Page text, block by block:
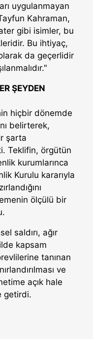
uygulanmayan
Kahraman,
gibi isimler, bu
Bu ihtiyaç,
da geçerlidir
ŞEYDEN
hiçbir dönemde
belirterek,
şarta
Teklifin, örgütün
kurumlarınca
Kurulu kararıyla
ölçülü bir
saldırı, ağır
kapsam
tanınan
ve
açık hale
getirdi.